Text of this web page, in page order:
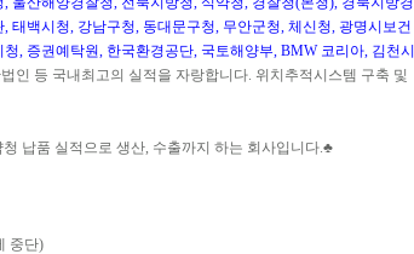
태백시청, 강남구청, 동대문구청, 무안군청, 체신청, 광명시보건
, 증권예탁원, 한국환경공단, 국토해양부, BMW 코리아, 김천시
인 등 국내최고의 실적을 자랑합니다. 위치추적시스템 구축 및
납품 실적으로 생산, 수출까지 하는 회사입니다.♣
중단)